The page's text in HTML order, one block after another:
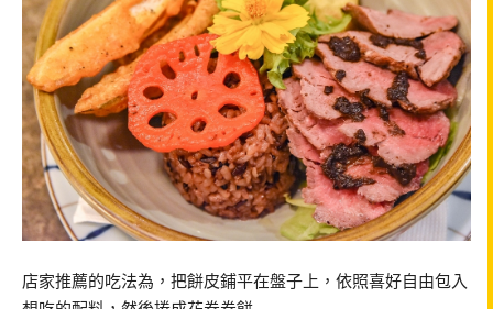
店家推薦的吃法為，把餅皮鋪平在盤子上，依照喜好自由包入